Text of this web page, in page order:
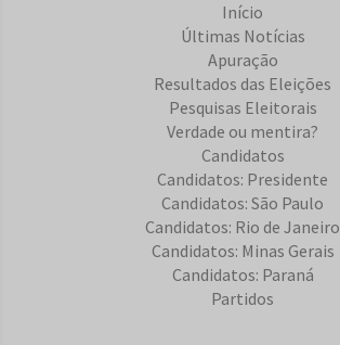
Início
Últimas Notícias
Apuração
Resultados das Eleições
Pesquisas Eleitorais
Verdade ou mentira?
Candidatos
Candidatos: Presidente
Candidatos: São Paulo
Candidatos: Rio de Janeiro
Candidatos: Minas Gerais
Candidatos: Paraná
Partidos